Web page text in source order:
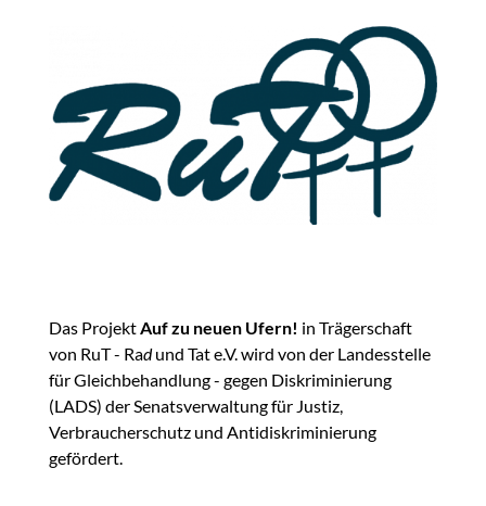
Das ProjektAuf zu neuen Ufern! in Trägerschaft
von RuT - Radund Tat e.V. wird von der Landesstelle
für Gleichbehandlung - gegen Diskriminierung
(LADS) der Senatsverwaltung für Justiz,
Verbraucherschutz und Antidiskriminierung
gefördert.